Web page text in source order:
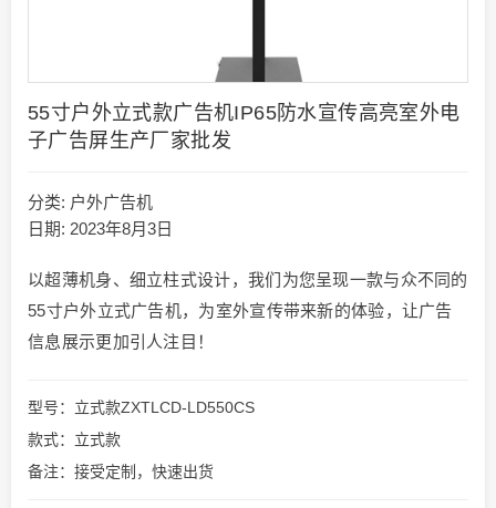
55寸户外立式款广告机IP65防水宣传高亮室外电
子广告屏生产厂家批发
分类: 户外广告机
日期: 2023年8月3日
以超薄机身、细立柱式设计，我们为您呈现一款与众不同的
55寸户外立式广告机，为室外宣传带来新的体验，让广告
信息展示更加引人注目！
型号：立式款ZXTLCD-LD550CS
款式：立式款
备注：接受定制，快速出货